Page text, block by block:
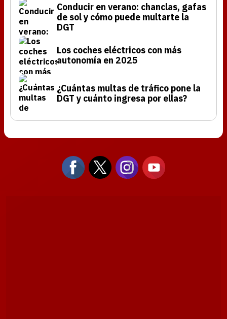
Conducir en verano: chanclas, gafas
de sol y cómo puede multarte la
DGT
Los coches eléctricos con más
autonomía en 2025
¿Cuántas multas de tráfico pone la
DGT y cuánto ingresa por ellas?